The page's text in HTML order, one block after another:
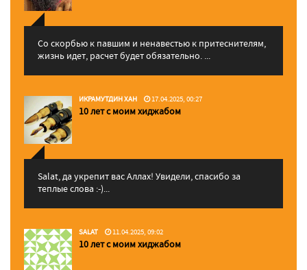
Со скорбью к павшим и ненавестью к притеснителям,
жизнь идет, расчет будет обязательно. ...
ИКРАМУТДИН ХАН 17.04.2025, 00:27
10 лет с моим хиджабом
Salat, да укрепит вас Аллаx! Увидели, спасибо за
теплые слова :-)...
SALAT 11.04.2025, 09:02
10 лет с моим хиджабом